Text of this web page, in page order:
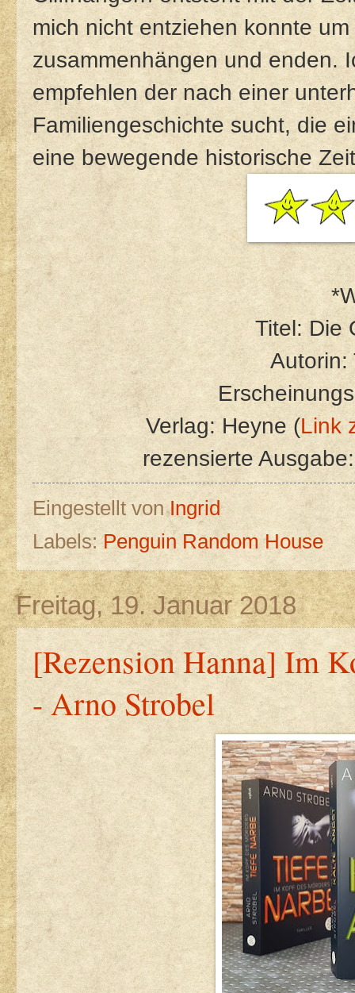
mich nicht entziehen konnte
zusammenhängen und enden.
empfehlen der nach einer
Familiengeschichte sucht, die
eine bewegende historische
Titel: Die
Autorin:
Verlag: Heyne (Link
rezensierte
Eingestellt vonIngrid
Labels: Penguin Random House
Freitag, 19. Januar 2018
[Rezension Hanna] Im
- Arno Strobel